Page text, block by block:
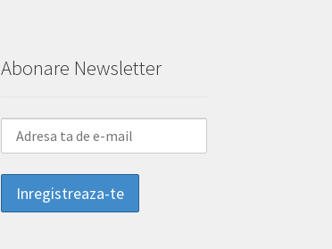
Abonare Newsletter